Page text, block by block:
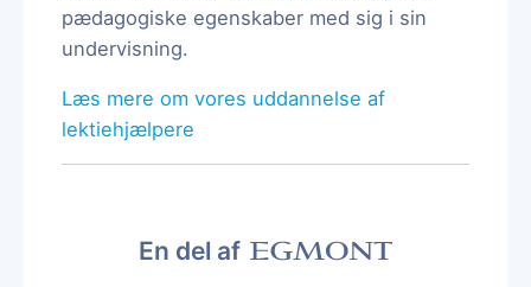
pædagogiske egenskaber med sig i sin
undervisning.
Læs mere om vores uddannelse af
lektiehjælpere
En del af